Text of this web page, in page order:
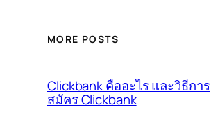
MORE POSTS
Clickbank คืออะไร และวิธีการ
สมัคร Clickbank